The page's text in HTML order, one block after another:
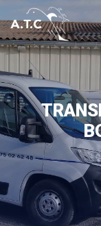
Panneau de